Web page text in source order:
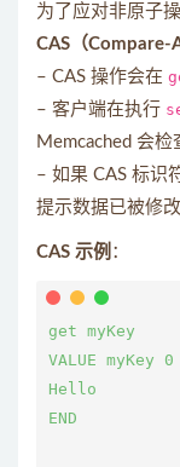
为了应对非原子
CAS（Compare-
– CAS 操作会在
– 客户端在执行
Memcached 会检
– 如果 CAS 标识
提示数据已被修改
CAS 示例 ：
get myKey
VALUE myKey
Hello
END